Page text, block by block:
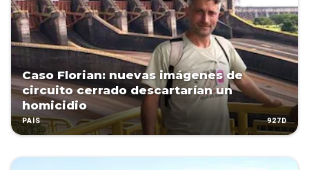
Caso Florian: nuevas imágenes de
circuito cerrado descartarían un
homicidio
PAÍS 927D